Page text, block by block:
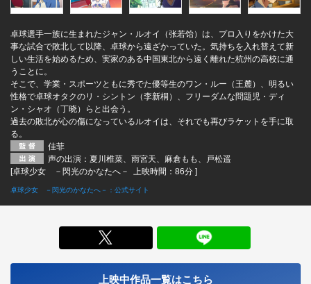
卓球選手一族に生まれたジャン・ルオイ（张若饴）は、プロ入りをかけた大
事な試合で敗北して以降、卓球から遠ざかっていた。気持ちを入れ替えて新
しい生活を始めるため、実家のある中国東北から遠く離れた杭州の高校に通
うことに。
そこで、学業・スポーツともに秀でた優等生のワン・ルー（王麓）、明るい
性格で卓球オタクのリ・シントン（李新桐）、フリーダムな問題児・ディ
ン・シャオ（丁晓）らと出会う。
過去の敗北が心の傷になっているルオイは、それでも再びラケットを手に取
る。
佳菲
声の出演：夏川椎菜、雨宮天、麻倉もも、戸松遥
[卓球少女 －閃光のかなたへ－ 上映時間：86分 ]
卓球少女 －閃光のかなたへ－：公式サイト
上映中作品一覧はこちら